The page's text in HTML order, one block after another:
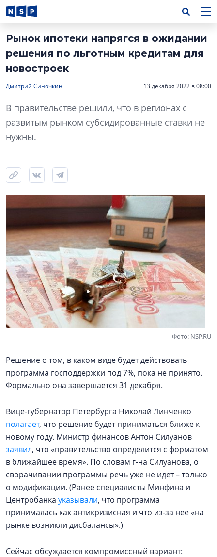
Рынок ипотеки напрягся в ожидании
решения по льготным кредитам для
новостроек
Дмитрий Синочкин 13 декабря 2022 в 08:00
В правительстве решили, что в регионах с
развитым рынком субсидированные ставки не
нужны.
Фото: NSP.RU
Решение о том, в каком виде будет действовать
программа господдержки под 7%, пока не принято.
Формально она завершается 31 декабря.
Вице-губернатор Петербурга Николай Линченко
полагает, что решение будет приниматься ближе к
новому году. Министр финансов Антон Силуанов
заявил, что «правительство определится с форматом
в ближайшее время». По словам г-на Силуанова, о
сворачивании программы речь уже не идет – только
о модификации. (Ранее специалисты Минфина и
Центробанка указывали, что программа
принималась как антикризисная и что из-за нее «на
рынке возникли дисбалансы».)
Сейчас обсуждается компромиссный вариант: